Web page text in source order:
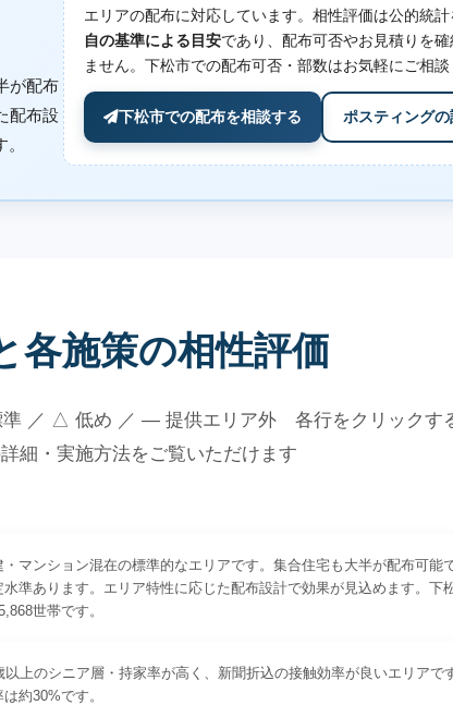
が配布
配布設
エリアの配布に対応しています。相性評価は公的統
自の基準による目安であり、配布可否やお見積りを
ません。下松市での配布可否・部数はお気軽にご相談
下松市での配布を相談する ポスティングの
各施策の相性評価
／ △ 低め ／ — 提供エリア外 各行をクリックす
細・実施方法をご覧いただけます
・マンション混在の標準的なエリアです。集合住宅も大半が配布可能
水準あります。エリア特性に応じた配布設計で効果が見込めます。下
世帯です。
以上のシニア層・持家率が高く、新聞折込の接触効率が良いエリアで
は約30%です。